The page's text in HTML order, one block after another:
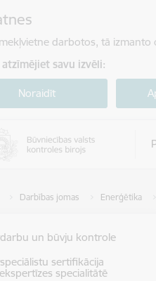
darbotos, tā
atzīmējiet savu izvēli:
Noraidīt
Darbības jomas Enerģētika
un būvju kontrole
sertifikācija
specialitātē